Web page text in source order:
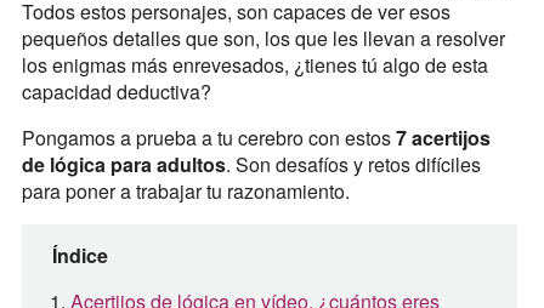
Todos estos personajes, son capaces de ver esos
pequeños detalles que son, los que les llevan a resolver
los enigmas más enrevesados, ¿tienes tú algo de esta
capacidad deductiva?
Pongamos a prueba a tu cerebro con estos7 acertijos
de lógica para adultos. Son desafíos y retos difíciles
para poner a trabajar tu razonamiento.
Índice
Acertijos de lógica en vídeo, ¿cuántos eres